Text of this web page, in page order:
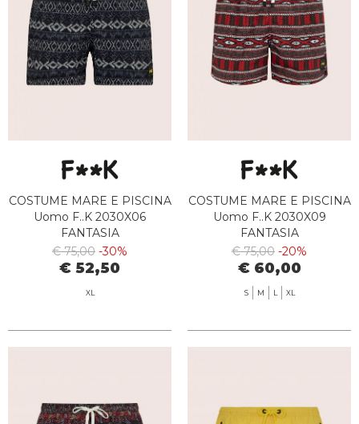
COSTUME MARE E PISCINA
Uomo F..K 2030X06
FANTASIA
€ 75,00 -30%
€ 52,50
XL
COSTUME MARE E PISCINA
Uomo F..K 2030X09
FANTASIA
€ 75,00 -20%
€ 60,00
S M L XL